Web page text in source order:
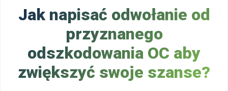
Jak napisać odwołanie od
przyznanego
odszkodowania OC aby
zwiększyć swoje szanse?